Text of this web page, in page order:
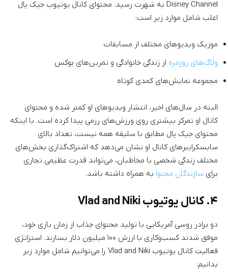
Disney Channel به شهرت رسید. محتوای کانال یوتیوب جیک پال
اغلب شامل موارد زیر است:
موزیک ویدیو‌های مختلف از مسابقات
ولاگ‌های روزمره از زندگی خانوادگی و تمرین‌‌های بوکس
مجموعه نمایش‌های کمدی کوتاه
البته در سال‌های اخیر، انتشار ویدیوهای او کمتر شده و محتوای
کانال او تمرکز بیشتری روی ورزش‌های رزمی پیدا کرده است. با اینکه
محتوای جیک پال مطابق با سلیقه همه نیست، تعداد بالای
سابسکرایبر‌های کانال او نشان می‌دهد که اشتراک‌گذاری بخش‌های
مختلف زندگی شخصی با مخاطبان، می‌تواند قدرت عظیمی تجاری
برای سازندگان محتوا به همراه داشته باشد.
۴. کانال یوتیوب Vlad and Niki
دو برادر روسی آمریکایی با تولید محتوای جذاب از زمان بازی خود،
موفق شدند کسب‌وکاری با ارزش ۱۰۰ میلیون دلار بسازند. استراتژی
فعالیت کانال یوتیوب Vlad and Niki را می‌توانیم شامل موارد زیر
بدانیم: